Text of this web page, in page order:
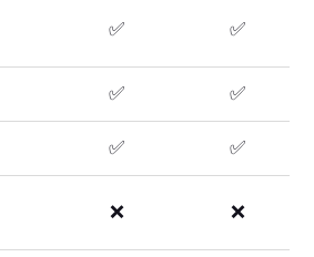
✅ ✅
✅ ✅
✅ ✅
❌ ❌